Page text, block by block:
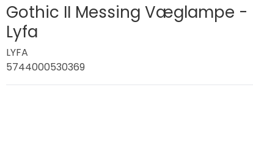
Gothic II Messing Væglampe -
Lyfa
LYFA
5744000530369